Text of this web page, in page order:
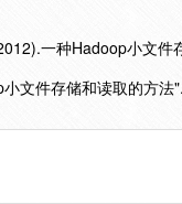
一种Hadoop小文件
文件存储和读取的方法